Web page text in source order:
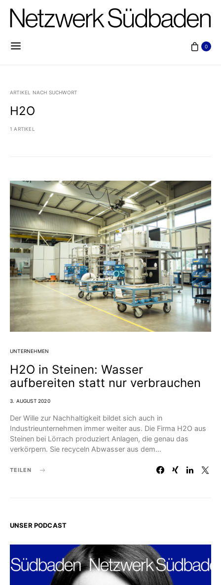
0
ARTIKEL NACH SUCHWORT
H2O
1 ARTIKEL
UNTERNEHMEN
H2O in Steinen: Wasser
aufbereiten statt nur verbrauchen
3. AUGUST 2020
Der Wille zur Nachhaltigkeit bildet sich auch in
Industrieunternehmen immer weiter aus. Die Firma H2O aus
Steinen bei Lörrach produziert Anlagen, die genau das
verkörpern. Sie recyceln Abwasser aus dem…
TEILEN
UNSER PODCAST